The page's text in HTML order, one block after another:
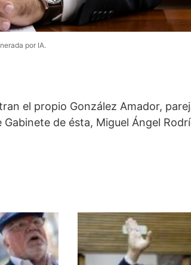
por IA.
el propio González Amador,
de ésta, Miguel Ángel